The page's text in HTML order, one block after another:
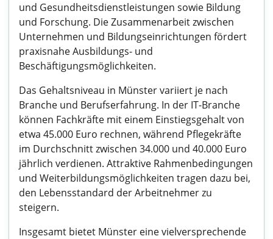
und Gesundheitsdienstleistungen sowie Bildung
und Forschung. Die Zusammenarbeit zwischen
Unternehmen und Bildungseinrichtungen fördert
praxisnahe Ausbildungs- und
Beschäftigungsmöglichkeiten.
Das Gehaltsniveau in Münster variiert je nach
Branche und Berufserfahrung. In der IT-Branche
können Fachkräfte mit einem Einstiegsgehalt von
etwa 45.000 Euro rechnen, während Pflegekräfte
im Durchschnitt zwischen 34.000 und 40.000 Euro
jährlich verdienen. Attraktive Rahmenbedingungen
und Weiterbildungsmöglichkeiten tragen dazu bei,
den Lebensstandard der Arbeitnehmer zu
steigern.
Insgesamt bietet Münster eine vielversprechende